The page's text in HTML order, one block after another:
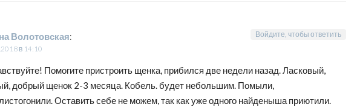
Волотовская:
в 14:10
Помогите пристроить щенка, прибился две недели назад. Ласковый,
добрый щенок 2-3 месяца. Кобель. будет небольшим. Помыли,
Оставить себе не можем, так как уже одного найденыша приютили.
Войдите, чтобы ответить